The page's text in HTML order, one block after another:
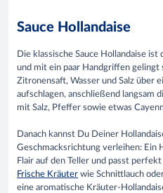
Sauce Hollandaise
Die klassische Sauce Hollandaise
und mit ein paar Handgriffen gelingt
Zitronensaft, Wasser und Salz über
aufschlagen, anschließend langsam
mit Salz, Pfeffer sowie etwas
Danach kannst Du Deiner
Geschmacksrichtung verleihen: Ein
Flair auf den Teller und passt
Frische Kräuter wie Schnittlauch
eine aromatische Kräuter-